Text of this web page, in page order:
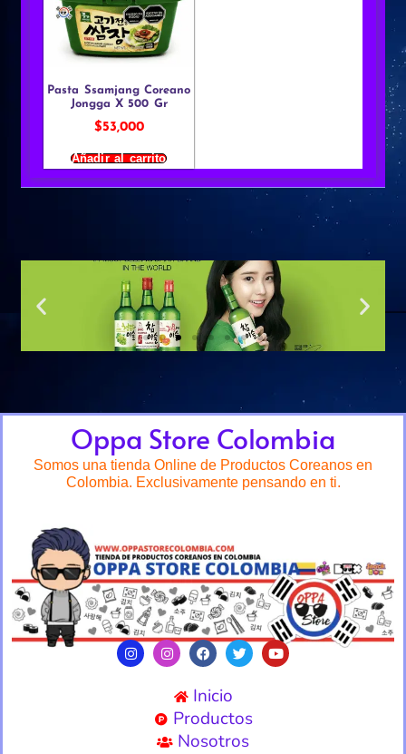
Pasta Ssamjang Coreano
Jongga X 500 Gr
$53,000
Añadir al carrito
Oppa Store Colombia
Somos una tienda Online de Productos Coreanos en
Colombia. Exclusivamente pensando en ti.
Inicio
Productos
Nosotros